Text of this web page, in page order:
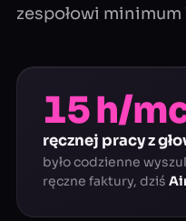
zespołowi
15 h/
ręcznej pracy z
było codzienne
ręczne faktury, dziś